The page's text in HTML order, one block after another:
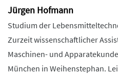
Jürgen Hofmann
Studium der
Zurzeit wissenschaftlicher
Maschinen- und
München in Weihenstephan.